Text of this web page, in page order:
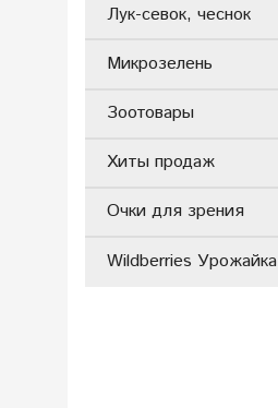
Лук-севок, чеснок
Микрозелень
Зоотовары
Хиты продаж
Очки для зрения
Wildberries Урожайка